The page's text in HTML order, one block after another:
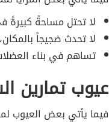
لا تحتل مساحةً كبيرةً
لا تحدث ضجيجاً
تساهم في بناء
عيوب تمارين
فيما يأتي بعض العيوب